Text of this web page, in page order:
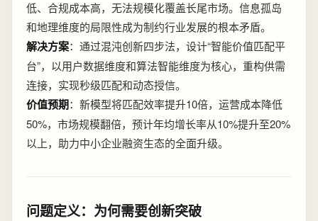
低、合规成本高，无法规模化覆盖长尾市场。信息孤岛
和地理维度的局限性成为制约行业发展的根本矛盾。
解决方案：通过混沌创新四步法，设计“智能价值匹配平
台”，以用户数据维度和算法智能维度为核心，重构供需
连接，实现秒级匹配和动态授信。
价值预期：新模型将匹配效率提升10倍，运营成本降低
50%，市场规模翻倍，预计年均增长率从10%提升至20%
以上，助力中小企业融资生态的全面升级。
问题定义：为何需要创新突破